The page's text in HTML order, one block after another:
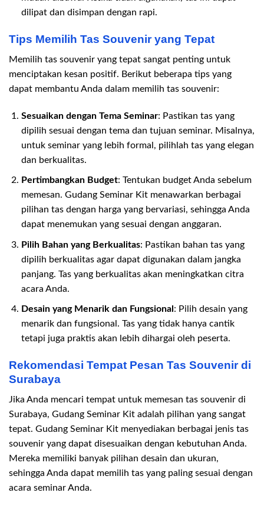
dilipat dan disimpan dengan rapi.
Tips Memilih Tas Souvenir yang Tepat
Memilih tas souvenir yang tepat sangat penting untuk
menciptakan kesan positif. Berikut beberapa tips yang
dapat membantu Anda dalam memilih tas souvenir:
Sesuaikan dengan Tema Seminar: Pastikan tas yang
dipilih sesuai dengan tema dan tujuan seminar. Misalnya,
untuk seminar yang lebih formal, pilihlah tas yang elegan
dan berkualitas.
Pertimbangkan Budget: Tentukan budget Anda sebelum
memesan. Gudang Seminar Kit menawarkan berbagai
pilihan tas dengan harga yang bervariasi, sehingga Anda
dapat menemukan yang sesuai dengan anggaran.
Pilih Bahan yang Berkualitas: Pastikan bahan tas yang
dipilih berkualitas agar dapat digunakan dalam jangka
panjang. Tas yang berkualitas akan meningkatkan citra
acara Anda.
Desain yang Menarik dan Fungsional : Pilih desain yang
menarik dan fungsional. Tas yang tidak hanya cantik
tetapi juga praktis akan lebih dihargai oleh peserta.
Rekomendasi Tempat Pesan Tas Souvenir di
Surabaya
Jika Anda mencari tempat untuk memesan tas souvenir di
Surabaya, Gudang Seminar Kit adalah pilihan yang sangat
tepat. Gudang Seminar Kit menyediakan berbagai jenis tas
souvenir yang dapat disesuaikan dengan kebutuhan Anda.
Mereka memiliki banyak pilihan desain dan ukuran,
sehingga Anda dapat memilih tas yang paling sesuai dengan
acara seminar Anda.